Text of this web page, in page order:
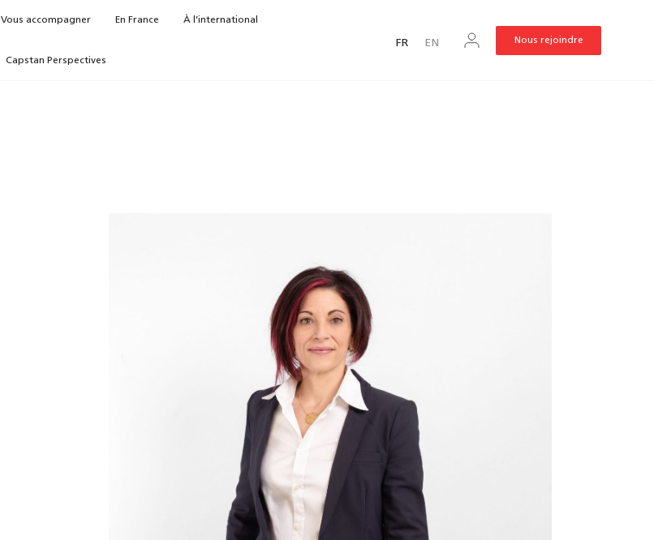
Vous accompagner En France À l’international
Capstan Perspectives
FR EN Nous rejoindre